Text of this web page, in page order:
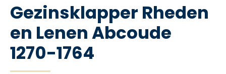
Gezinsklapper Rheden
en Lenen Abcoude
1270-1764